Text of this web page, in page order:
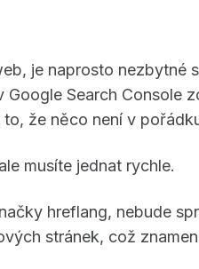
je naprosto nezbytné
Search Console
to, že něco není v
musíte jednat rychle.
hreflang, nebude
stránek, což